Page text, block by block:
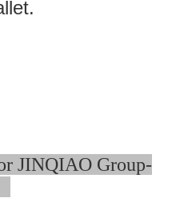
JINQIAO Group-